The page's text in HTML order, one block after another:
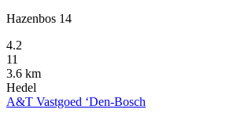
Hazenbos 14
4.2
11
3.6 km
Hedel
A&T Vastgoed ‘Den-Bosch